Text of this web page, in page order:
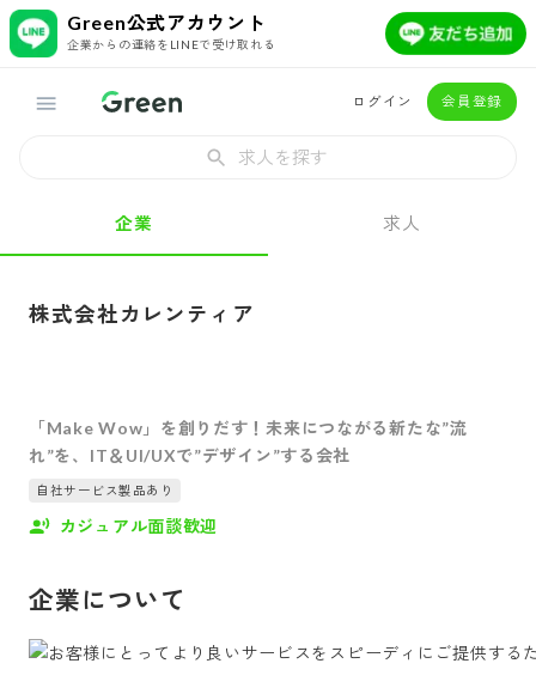
Green公式アカウント
企業からの連絡をLINEで受け取れる
ログイン 会員登録
求人を探す
企業 求人
株式会社カレンティア
「Make Wow」を創りだす！未来につながる新たな”流
れ”を、IT＆UI/UXで”デザイン”する会社
自社サービス製品あり
カジュアル面談歓迎
企業について